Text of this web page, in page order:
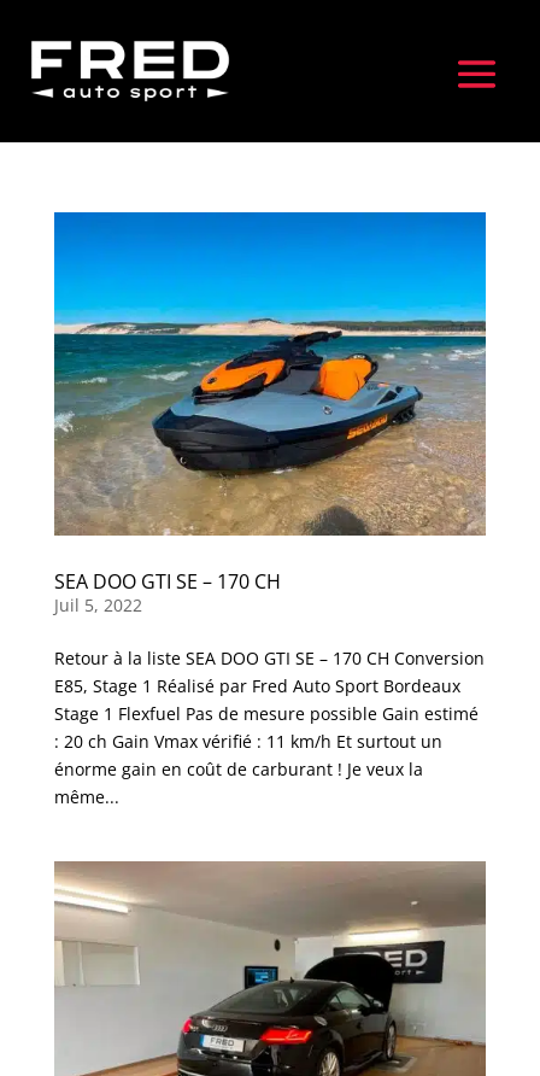
SEA DOO GTI SE – 170 CH
Juil 5, 2022
Retour à la liste SEA DOO GTI SE – 170 CH Conversion
E85, Stage 1 Réalisé par Fred Auto Sport Bordeaux
Stage 1 Flexfuel Pas de mesure possible Gain estimé
: 20 ch Gain Vmax vérifié : 11 km/h Et surtout un
énorme gain en coût de carburant ! Je veux la
même...